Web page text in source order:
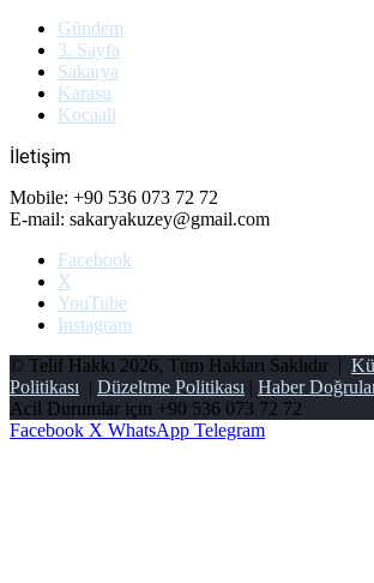
Gündem
3. Sayfa
Sakarya
Karasu
Kocaali
İletişim
Mobile: +90 536 073 72 72
E-mail: sakaryakuzey@gmail.com
Facebook
X
YouTube
Instagram
© Telif Hakkı 2026, Tüm Hakları Saklıdır |
Politikası | Düzeltme Politikası | Haber
Acil Durumlar için +90 536 073 72 72
Facebook X WhatsApp Telegram